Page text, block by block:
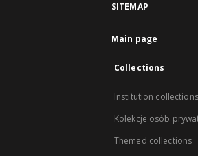
SITEMAP
Main page
Collections
Institution collections
Kolekcje osób
Themed collections